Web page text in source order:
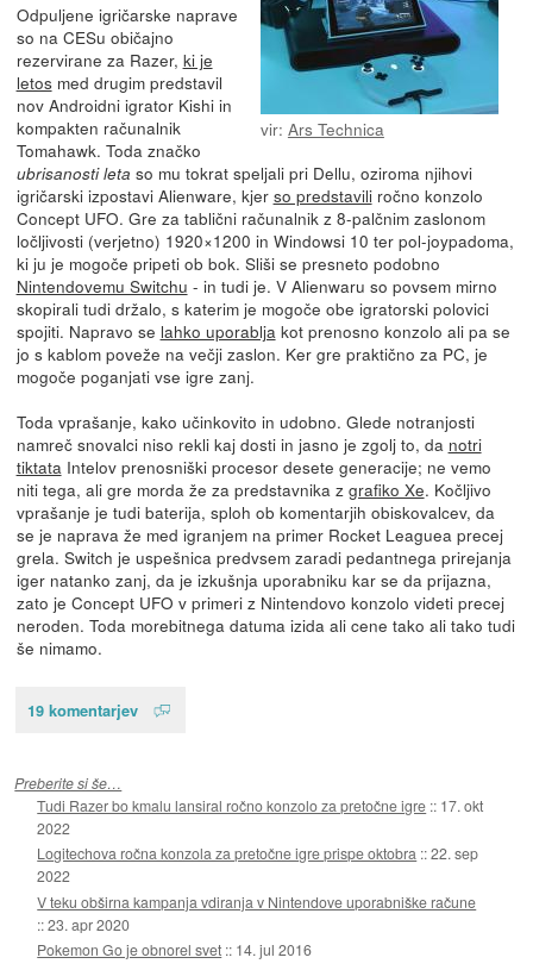
vir: Ars Technica
Odpuljene igričarske naprave
so na CESu običajno
rezervirane za Razer, ki je
letosmed drugim predstavil
nov Androidni igrator Kishi in
kompakten računalnik
Tomahawk. Toda značko
ubrisanosti leta so mu tokrat speljali pri Dellu, oziroma njihovi
igričarski izpostavi Alienware, kjer so predstaviliročno konzolo
Concept UFO. Gre za tablični računalnik z 8-palčnim zaslonom
ločljivosti (verjetno) 1920×1200 in Windowsi 10 ter pol-joypadoma,
ki ju je mogoče pripeti ob bok. Sliši se presneto podobno
Nintendovemu Switchu - in tudi je. V Alienwaru so povsem mirno
skopirali tudi držalo, s katerim je mogoče obe igratorski polovici
spojiti. Napravo se lahko uporablja kot prenosno konzolo ali pa se
jo s kablom poveže na večji zaslon. Ker gre praktično za PC, je
mogoče poganjati vse igre zanj.
Toda vprašanje, kako učinkovito in udobno. Glede notranjosti
namreč snovalci niso rekli kaj dosti in jasno je zgolj to, da notri
tiktata Intelov prenosniški procesor desete generacije; ne vemo
niti tega, ali gre morda že za predstavnika z grafiko Xe. Kočljivo
vprašanje je tudi baterija, sploh ob komentarjih obiskovalcev, da
se je naprava že med igranjem na primer Rocket Leaguea precej
grela. Switch je uspešnica predvsem zaradi pedantnega prirejanja
iger natanko zanj, da je izkušnja uporabniku kar se da prijazna,
zato je Concept UFO v primeri z Nintendovo konzolo videti precej
neroden. Toda morebitnega datuma izida ali cene tako ali tako tudi
še nimamo.
19 komentarjev
Preberite si še…
Tudi Razer bo kmalu lansiral ročno konzolo za pretočne igre :: 17. okt
2022
Logitechova ročna konzola za pretočne igre prispe oktobra ::22. sep
2022
V teku obširna kampanja vdiranja v Nintendove uporabniške račune
::23. apr 2020
Pokemon Go je obnorel svet :: 14. jul 2016